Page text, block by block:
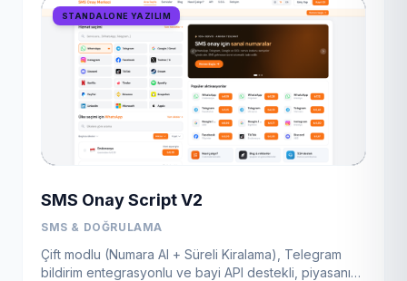
STANDALONE YAZILIM
SMS Onay Script V2
SMS & DOĞRULAMA
Çift modlu (Numara Al + Süreli Kiralama), Telegram
bildirim entegrasyonlu ve bayi API destekli, piyasanın